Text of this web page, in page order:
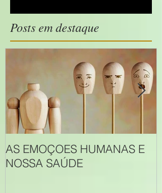
Posts em destaque
AS EMOÇOES HUMANAS E
NOSSA SAÚDE